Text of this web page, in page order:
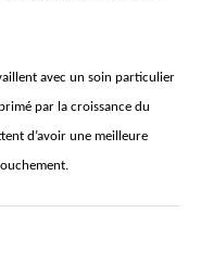
avec un soin particulier
par la croissance du
d’avoir une meilleure